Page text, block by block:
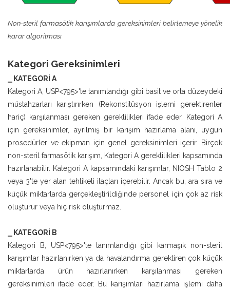
Non-steril farmasötik karışımlarda gereksinimleri belirlemeye yönelik
karar algoritması
Kategori Gereksinimleri
⎯ KATEGORİ A
Kategori A, USP<795>'te tanımlandığı gibi basit ve orta düzeydeki
müstahzarları karıştırırken (Rekonstitüsyon işlemi gerektirenler
hariç) karşılanması gereken gereklilikleri ifade eder. Kategori A
için gereksinimler, ayrılmış bir karışım hazırlama alanı, uygun
prosedürler ve ekipman için genel gereksinimleri içerir. Birçok
non-steril farmasötik karışım, Kategori A gereklilikleri kapsamında
hazırlanabilir. Kategori A kapsamındaki karışımlar, NIOSH Tablo 2
veya 3'te yer alan tehlikeli ilaçları içerebilir. Ancak bu, ara sıra ve
küçük miktarlarda gerçekleştirildiğinde personel için çok az risk
oluşturur veya hiç risk oluşturmaz.
⎯ KATEGORİ B
Kategori B, USP<795>'te tanımlandığı gibi karmaşık non-steril
karışımlar hazırlanırken ya da havalandırma gerektiren çok küçük
miktarlarda ürün hazırlanırken karşılanması gereken
gereksinimleri ifade eder. Bu karışımları hazırlama işlemi daha